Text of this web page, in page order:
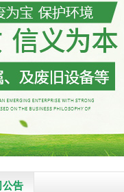
公告